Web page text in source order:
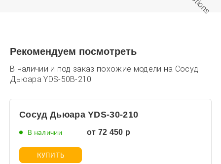
Рекомендуем посмотреть
В наличии и под заказ похожие модели на Сосуд
Дьюара YDS-50B-210
Сосуд Дьюара YDS-30-210
В наличии от 72 450 р
КУПИТЬ